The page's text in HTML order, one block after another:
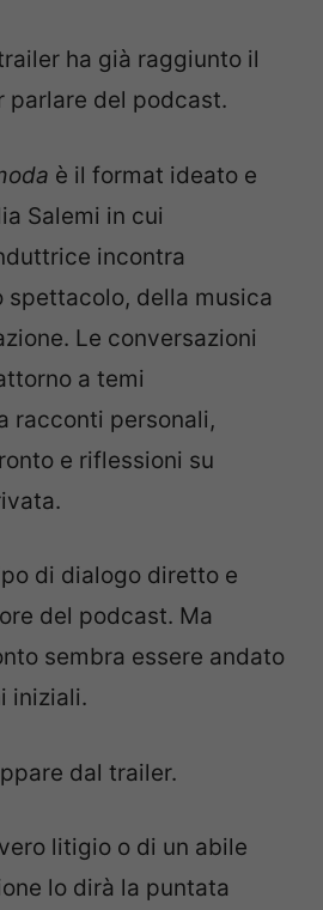
ha già raggiunto il
parlare del podcast.
è il format ideato e
Salemi in cui
incontra
spettacolo, della musica
Le conversazioni
a temi
racconti personali,
e riflessioni su
di dialogo diretto e
del podcast. Ma
sembra essere andato
iniziali.
dal trailer.
litigio o di un abile
lo dirà la puntata